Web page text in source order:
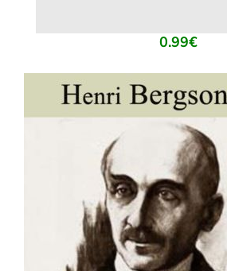
0.99€
AJOUTER AU PANIER / DÉTAILS